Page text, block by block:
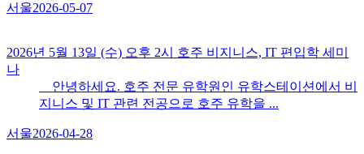
서울2026-05-07
2026년 5월 13일 (수) 오후 2시 호주 비지니스, IT 편입학 세미
나
안녕하세요. 호주 전문 유학원인 유학스테이션에서 비
지니스 및 IT 관련 전공으로 호주 유학을 ...
서울2026-04-28